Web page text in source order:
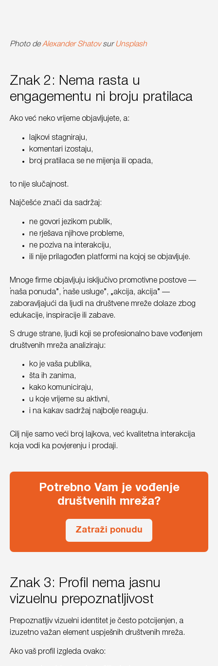
Photo de Alexander Shatovsur Unsplash
Znak 2: Nema rasta u
engagementu ni broju pratilaca
Ako već neko vrijeme objavljujete, a:
lajkovi stagniraju,
komentari izostaju,
broj pratilaca se ne mijenja ili opada,
to nije slučajnost.
Najčešće znači da sadržaj:
ne govori jezikom publik,
ne rješava njihove probleme,
ne poziva na interakciju,
ili nije prilagođen platformi na kojoj se objavljuje.
Mnoge firme objavljuju isključivo promotivne postove —
„naša ponuda”, „naše usluge”, „akcija, akcija” —
zaboravljajući da ljudi na društvene mreže dolaze zbog
edukacije, inspiracije ili zabave.
S druge strane, ljudi koji se profesionalno bave vođenjem
društvenih mreža analiziraju:
ko je vaša publika,
šta ih zanima,
kako komuniciraju,
u koje vrijeme su aktivni,
i na kakav sadržaj najbolje reaguju.
Cilj nije samo veći broj lajkova, već kvalitetna interakcija
koja vodi ka povjerenju i prodaji.
Potrebno Vam je vođenje
društvenih mreža?
Zatraži ponudu
Znak 3: Profil nema jasnu
vizuelnu prepoznatljivost
Prepoznatljiv vizuelni identitet je često potcijenjen, a
izuzetno važan element uspješnih društvenih mreža.
Ako vaš profil izgleda ovako: